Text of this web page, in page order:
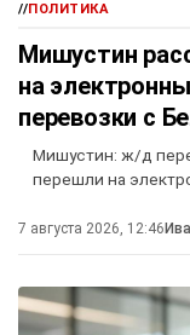
//ПОЛИТИКА
Мишустин
на
перевозки с
Мишустин: ж/д
перешли на
7 августа 2026, 12:46